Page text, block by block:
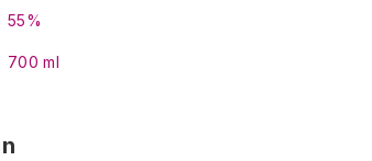
55%
700 ml